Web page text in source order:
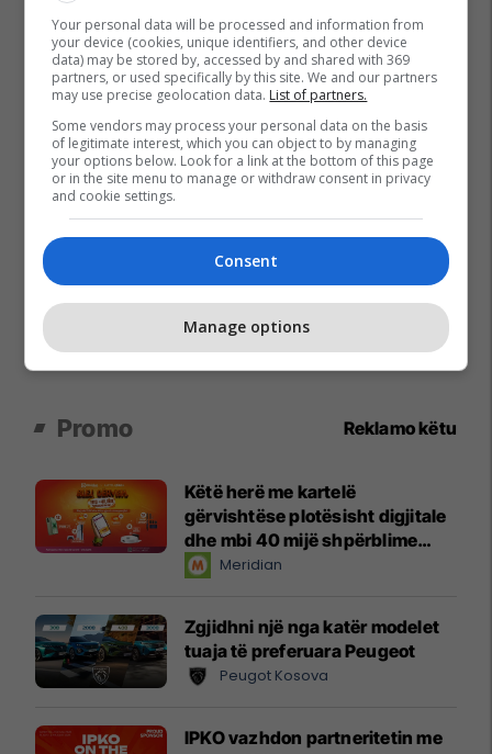
Promo Reklamo këtu
Këtë herë me kartelë
gërvishtëse plotësisht digjitale
dhe mbi 40 mijë shpërblime
instant!Meridian
Zgjidhni një nga katër modelet
tuaja të preferuara Peugeot
Peugot Kosova
IPKO vazhdon partneritetin me
Your personal data will be processed and information from
your device (cookies, unique identifiers, and other device
data) may be stored by, accessed by and shared with 369
partners, or used specifically by this site. We and our partners
may use precise geolocation data. List of partners.
Some vendors may process your personal data on the basis
of legitimate interest, which you can object to by managing
your options below. Look for a link at the bottom of this page
or in the site menu to manage or withdraw consent in privacy
and cookie settings.
Consent
Manage options